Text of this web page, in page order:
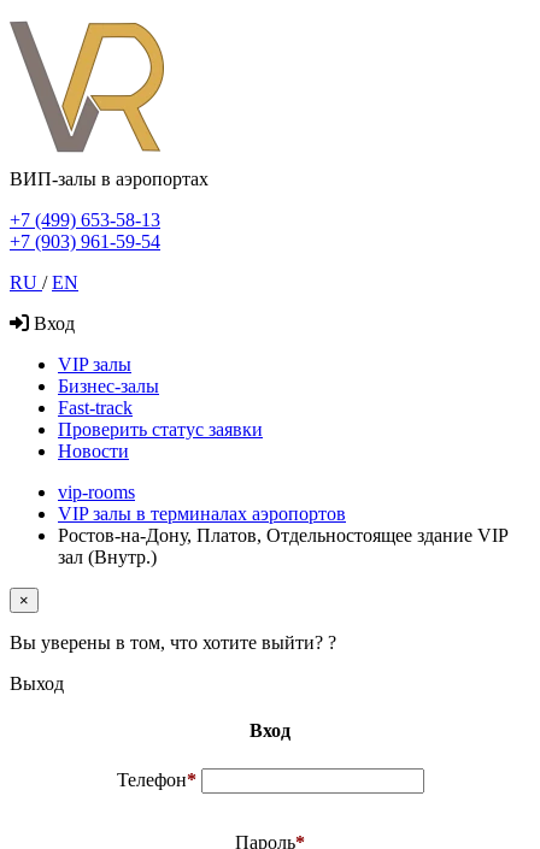
ВИП-залы в аэропортах
+7 (499) 653-58-13
+7 (903) 961-59-54
RU /EN
Вход
VIP залы
Бизнес-залы
Fast-track
Проверить статус заявки
Новости
vip-rooms
VIP залы в терминалах аэропортов
Ростов-на-Дону, Платов, Отдельностоящее здание VIP
зал (Внутр.)
×
Вы уверены в том, что хотите выйти? ?
Выход
Вход
Телефон*
Пароль*